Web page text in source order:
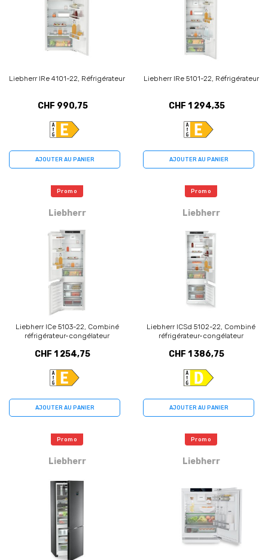
Liebherr IRe 4101-22, Réfrigérateur
CHF 990,75
AJOUTER AU PANIER
Liebherr IRe 5101-22, Réfrigérateur
CHF 1 294,35
AJOUTER AU PANIER
Promo
Liebherr
Liebherr ICe 5103-22, Combiné
réfrigérateur-congélateur
CHF 1 254,75
AJOUTER AU PANIER
Promo
Liebherr
Liebherr ICSd 5102-22, Combiné
réfrigérateur-congélateur
CHF 1 386,75
AJOUTER AU PANIER
Promo
Liebherr
Promo
Liebherr